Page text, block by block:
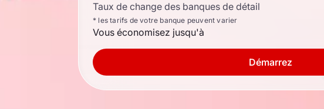
Taux de change des banques de détail
* les tarifs de votre banque peuvent varier
Vous économisez jusqu'à
Démarrez